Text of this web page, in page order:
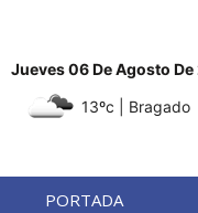
Jueves 06 De Agosto
13ºc
| Bragado
PORTADA